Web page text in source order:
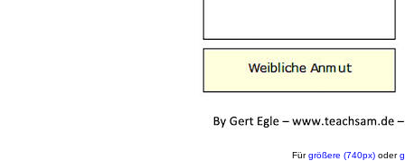
Fürgrößere (740px) oder